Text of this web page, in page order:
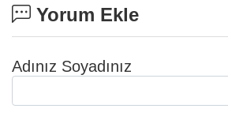
Yorum Ekle
Adınız Soyadınız